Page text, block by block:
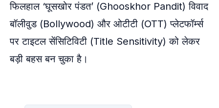
फिलहाल ‘घूसखोर पंडत’ (Ghooskhor Pandit) विवाद
बॉलीवुड (Bollywood) और ओटीटी (OTT) प्लेटफॉर्म्स
पर टाइटल सेंसिटिविटी (Title Sensitivity) को लेकर
बड़ी बहस बन चुका है।